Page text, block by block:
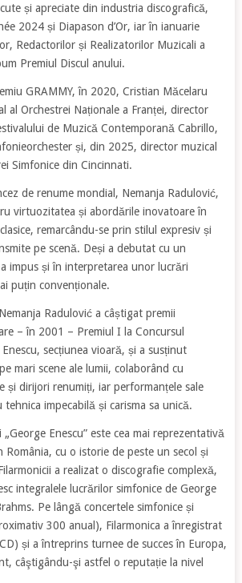
și apreciate din industria discografică,
2024 și Diapason d’Or, iar în ianuarie
Redactorilor și Realizatorilor Muzicali a
Premiul Discul anului.
GRAMMY, în 2020, Cristian Măcelaru
al Orchestrei Naționale a Franței, director
de Muzică Contemporană Cabrillo,
și, din 2025, director muzical
Simfonice din Cincinnati.
de renume mondial, Nemanja Radulović,
virtuozitatea și abordările inovatoare în
remarcându-se prin stilul expresiv și
pe scenă. Deși a debutat cu un
impus și în interpretarea unor lucrări
puțin convenționale.
Radulović a câștigat premii
– în 2001 – Premiul I la Concursul
secțiunea vioară, și a susținut
mari scene ale lumii, colaborând cu
și dirijori renumiți, iar performanțele sale
impecabilă și carisma sa unică.
Enescu” este cea mai reprezentativă
România, cu o istorie de peste un secol și
a realizat o discografie complexă,
integralele lucrărilor simfonice de George
Pe lângă concertele simfonice și
300 anual), Filarmonica a înregistrat
și a întreprins turnee de succes în Europa,
câştigându-şi astfel o reputație la nivel